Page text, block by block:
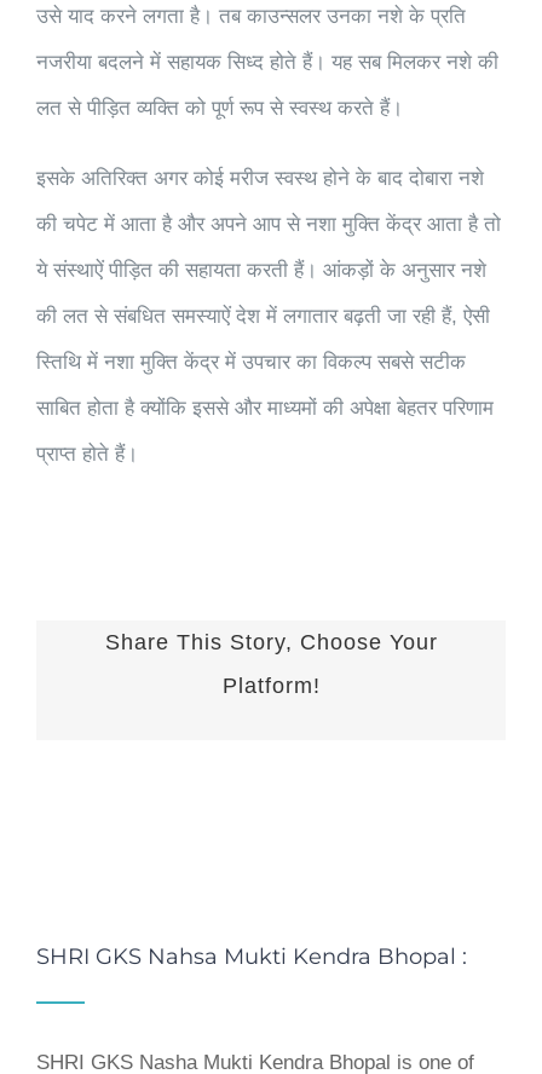
उसे याद करने लगता है। तब काउन्सलर उनका नशे के प्रति
नजरीया बदलने में सहायक सिध्द होते हैं। यह सब मिलकर नशे की
लत से पीड़ित व्यक्ति को पूर्ण रूप से स्वस्थ करते हैं।
इसके अतिरिक्त अगर कोई मरीज स्वस्थ होने के बाद दोबारा नशे
की चपेट में आता है और अपने आप से नशा मुक्ति केंद्र आता है तो
ये संस्थाऐं पीड़ित की सहायता करती हैं। आंकड़ों के अनुसार नशे
की लत से संबधित समस्याऐं देश में लगातार बढ़ती जा रही हैं, ऐसी
स्तिथि में नशा मुक्ति केंद्र में उपचार का विकल्प सबसे सटीक
साबित होता है क्योंकि इससे और माध्यमों की अपेक्षा बेहतर परिणाम
प्राप्त होते हैं।
Share This Story, Choose Your
Platform!
SHRI GKS Nahsa Mukti Kendra Bhopal :
SHRI GKS Nasha Mukti Kendra Bhopal is one of